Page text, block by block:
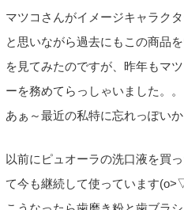
マツコさんがイメージキャラク
と思いながら過去にもこの商品
を見てみたのですが、昨年もマ
ーを務めてらっしゃいました。。
あぁ～最近の私特に忘れっぽいか
以前にピュオーラの洗口液を買
て今も継続して使っています